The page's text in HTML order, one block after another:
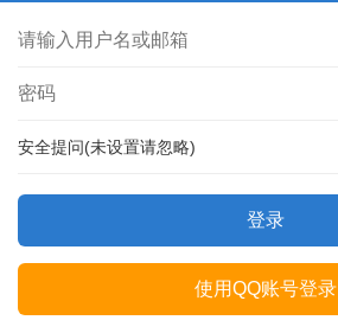
安全提问(未设置请忽略)
登录
使用QQ账号登录